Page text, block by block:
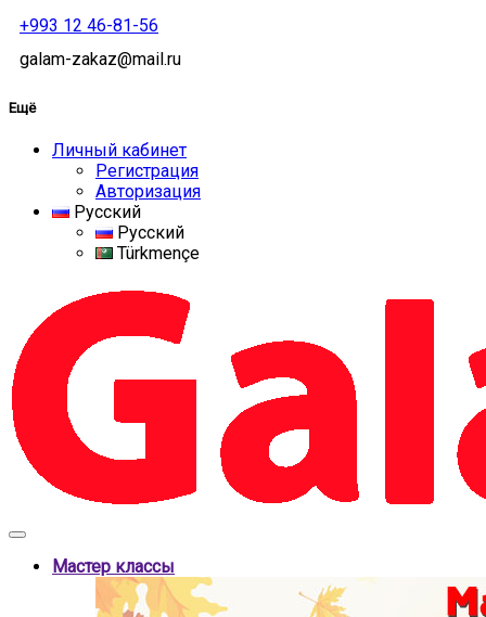
+993 12 46-81-56
galam-zakaz@mail.ru
Ещё
Личный кабинет
Регистрация
Авторизация
Русский
Русский
Türkmençe
Мастер классы